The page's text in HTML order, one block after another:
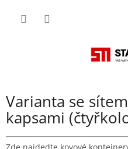
Varianta se
kapsami